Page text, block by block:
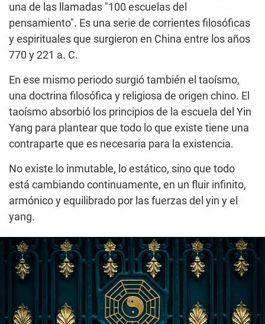
una de las llamadas "100 escuelas del
pensamiento". Es una serie de corrientes filosóficas
y espirituales que surgieron en China entre los años
770 y 221 a. C.
En ese mismo periodo surgió también el taoísmo,
una doctrina filosófica y religiosa de origen chino. El
taoísmo absorbió los principios de la escuela del Yin
Yang para plantear que todo lo que existe tiene una
contraparte que es necesaria para la existencia.
No existe lo inmutable, lo estático, sino que todo
está cambiando continuamente, en un fluir infinito,
armónico y equilibrado por las fuerzas del yin y el
yang.